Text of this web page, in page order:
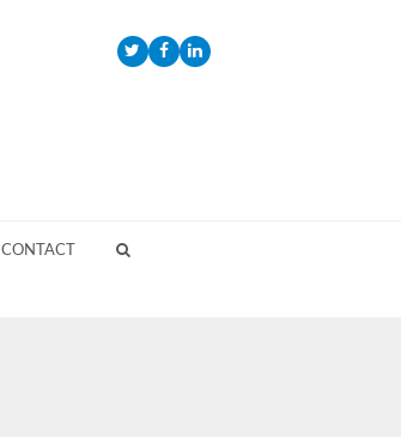
TwitterFacebookLinkedIn
CONTACT